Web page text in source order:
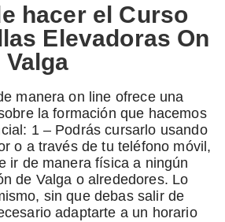
hacer el Curso
Elevadoras On
manera on line ofrece una
la formación que hacemos
1 – Podrás cursarlo usando
o a través de tu teléfono móvil,
ir de manera física a ningún
de Valga o alrededores. Lo
sin que debas salir de
adaptarte a un horario